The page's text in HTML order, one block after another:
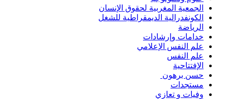
الجمعية المغربية لحقوق الإنسان
الكونفدرالية الديمقراطية للشغل
الرياضة
خدامات وإرشادات
علم النفس الإعلامي
علم النفس
الإفتتاحية
حسن برهون
مستجدات
وفيات و تعازي